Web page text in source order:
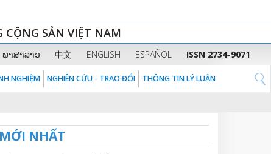
SẢN VIỆT NAM
ພາສາລາວ 中文 ENGLISH ESPAÑOL ISSN 2734-9071
NGHIỆM NGHIÊN CỨU - TRAO ĐỔI THÔNG TIN LÝ LUẬN
MỚI NHẤT